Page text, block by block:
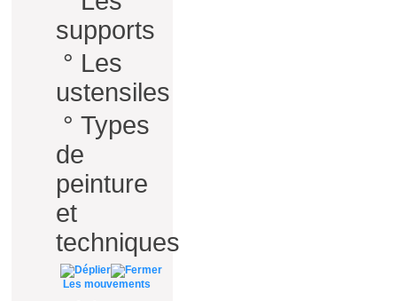
supports
° Les
ustensiles
° Types
de
peinture
et
techniques
Les mouvements